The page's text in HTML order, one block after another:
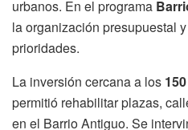
urbanos. En el programa
la organización presupuestal
prioridades.
La inversión cercana a los
permitió rehabilitar plazas,
en el Barrio Antiguo. Se